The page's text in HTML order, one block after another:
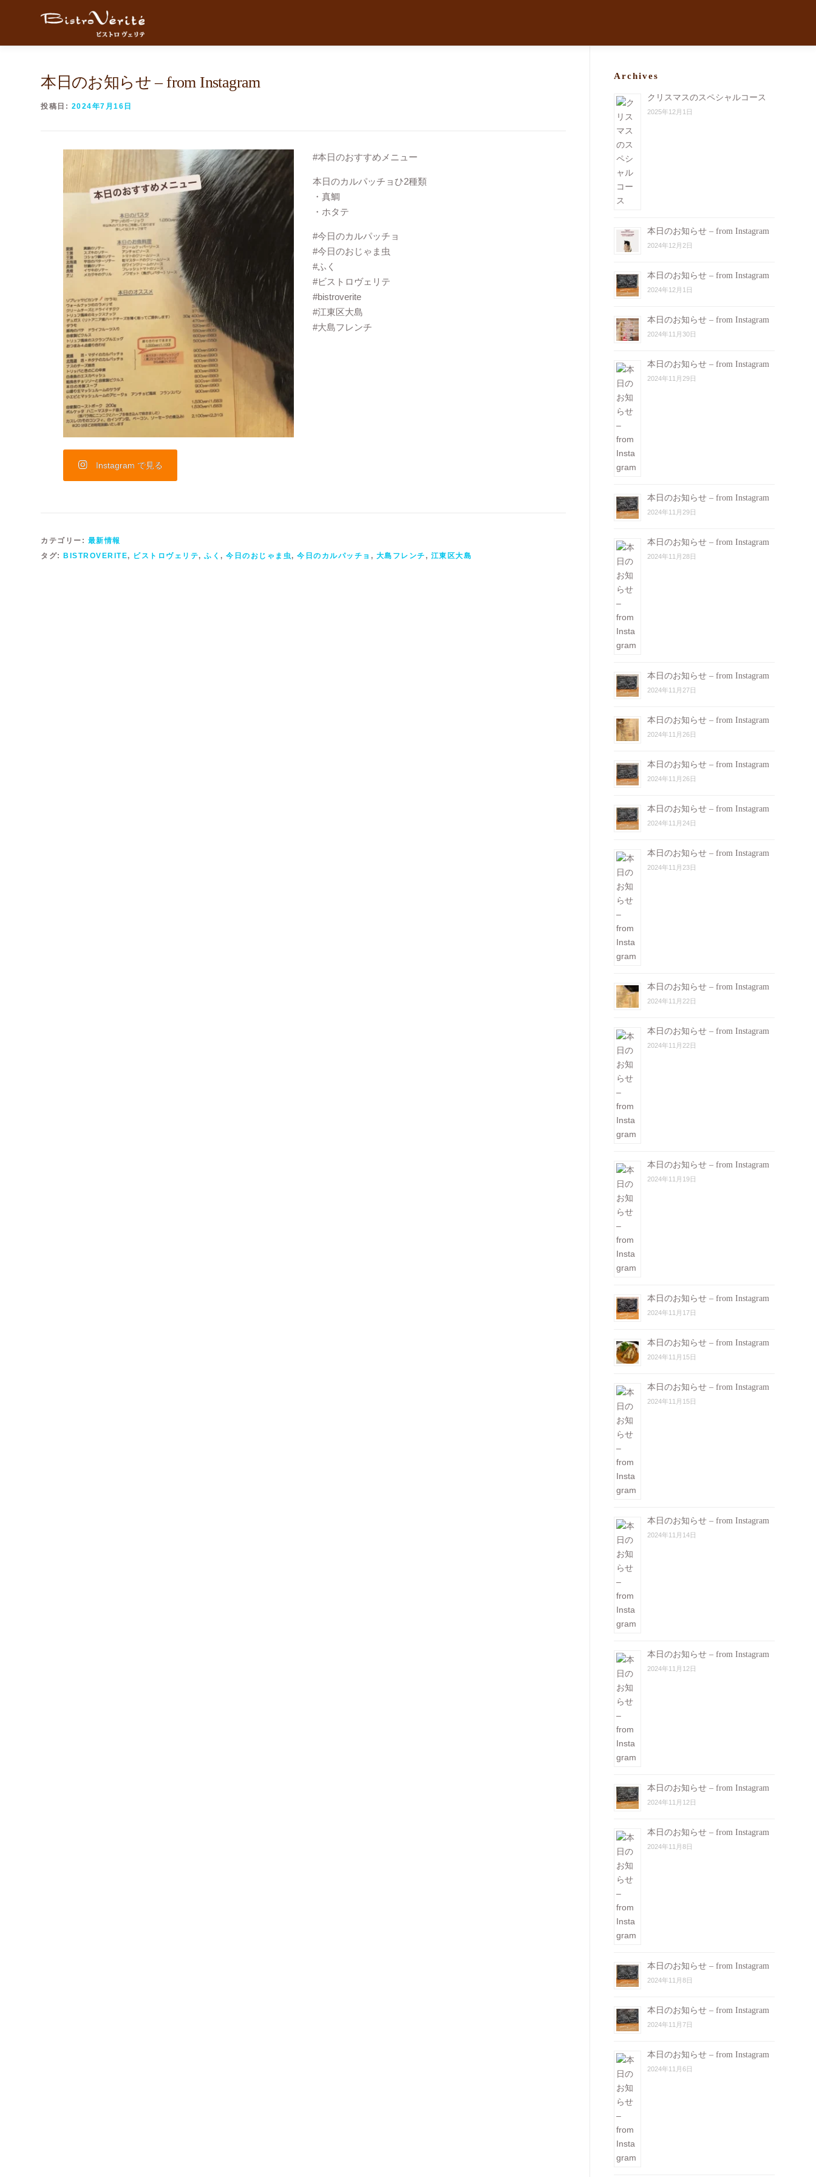
本日のお知らせ – from Instagram
投稿日: 2024年7月16日
Instagram で見る
#本日のおすすめメニュー
本日のカルパッチョひ2種類
・真鯛
・ホタテ
#今日のカルパッチョ
#今日のおじゃま虫
#ふく
#ビストロヴェリテ
#bistroverite
#江東区大島
#大島フレンチ
カテゴリー: 最新情報
タグ:
BISTROVERITE, ビストロヴェリテ,ふく ,今日のおじゃま虫,今日のカルパッチョ , 大島フレンチ , 江東区大島
Archives
クリスマスのスペシャルコース
2025年12月1日
本日のお知らせ – from Instagram
2024年12月2日
本日のお知らせ – from Instagram
2024年12月1日
本日のお知らせ – from Instagram
2024年11月30日
本日のお知らせ – from Instagram
2024年11月29日
本日のお知らせ – from Instagram
2024年11月29日
本日のお知らせ – from Instagram
2024年11月28日
本日のお知らせ – from Instagram
2024年11月27日
本日のお知らせ – from Instagram
2024年11月26日
本日のお知らせ – from Instagram
2024年11月26日
本日のお知らせ – from Instagram
2024年11月24日
本日のお知らせ – from Instagram
2024年11月23日
本日のお知らせ – from Instagram
2024年11月22日
本日のお知らせ – from Instagram
2024年11月22日
本日のお知らせ – from Instagram
2024年11月19日
本日のお知らせ – from Instagram
2024年11月17日
本日のお知らせ – from Instagram
2024年11月15日
本日のお知らせ – from Instagram
2024年11月15日
本日のお知らせ – from Instagram
2024年11月14日
本日のお知らせ – from Instagram
2024年11月12日
本日のお知らせ – from Instagram
2024年11月12日
本日のお知らせ – from Instagram
2024年11月8日
本日のお知らせ – from Instagram
2024年11月8日
本日のお知らせ – from Instagram
2024年11月7日
本日のお知らせ – from Instagram
2024年11月6日